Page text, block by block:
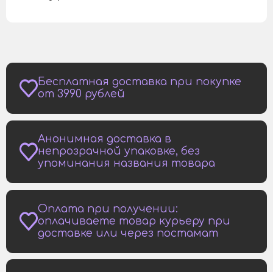
Бесплатная доставка при покупке
от 3990 рублей
Анонимная доставка в
непрозрачной упаковке, без
упоминания названия товара
Оплата при получении:
оплачиваете товар курьеру при
доставке или через постамат